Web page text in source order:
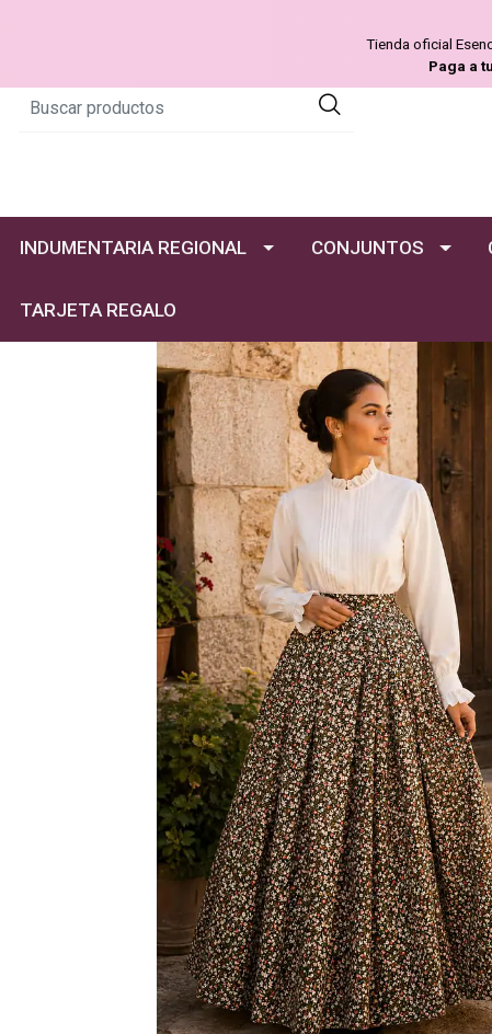
Tienda oficial
Paga a
INDUMENTARIA REGIONAL CONJUNTOS
TARJETA REGALO